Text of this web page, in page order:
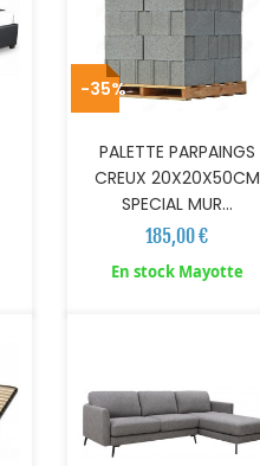
PALETTE PARPAINGS
CREUX 20X20X50CM
SPECIAL MUR...
185,00 €
En stock Mayotte
-35%
AJOUTER AU PANIER